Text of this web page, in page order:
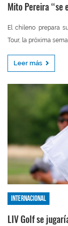
Mito Pereira “se
El chileno prepara
Tour, la próxima
Leer más
Internacional
LIV Golf se